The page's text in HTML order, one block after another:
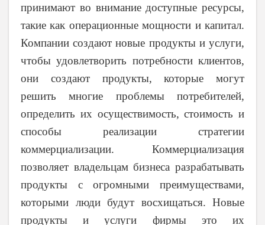
принимают во внимание доступные ресурсы,
такие как операционные мощности и капитал.
Компании создают новые продукты и услуги,
чтобы удовлетворить потребности клиентов,
они создают продукты, которые могут
решить многие проблемы потребителей,
определить их осуществимость, стоимость и
способы реализации стратегии
коммерциализации. Коммерциализация
позволяет владельцам бизнеса разрабатывать
продукты с огромными преимуществами,
которыми люди будут восхищаться. Новые
продукты и услуги фирмы это их